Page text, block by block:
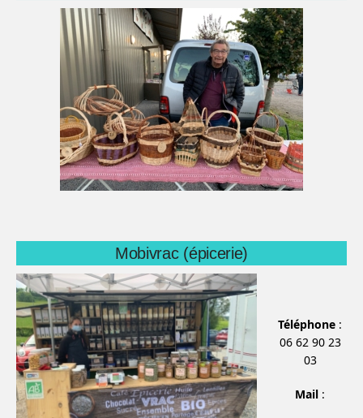
Mobivrac (épicerie)
Téléphone :
06 62 90 23
03
Mail :